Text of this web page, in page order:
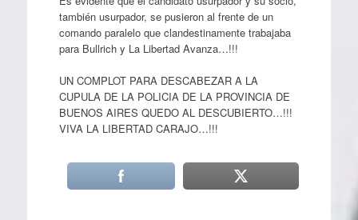
también usurpador, se pusieron al frente de un
comando paralelo que clandestinamente trabajaba
para Bullrich y La Libertad Avanza…!!!
UN COMPLOT PARA DESCABEZAR A LA
CUPULA DE LA POLICIA DE LA PROVINCIA DE
BUENOS AIRES QUEDO AL DESCUBIERTO…!!!
VIVA LA LIBERTAD CARAJO…!!!